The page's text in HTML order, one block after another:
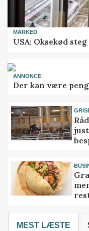
MARKED
USA: Oksekød
ANNONCE
Der kan være
MEST LÆSTE